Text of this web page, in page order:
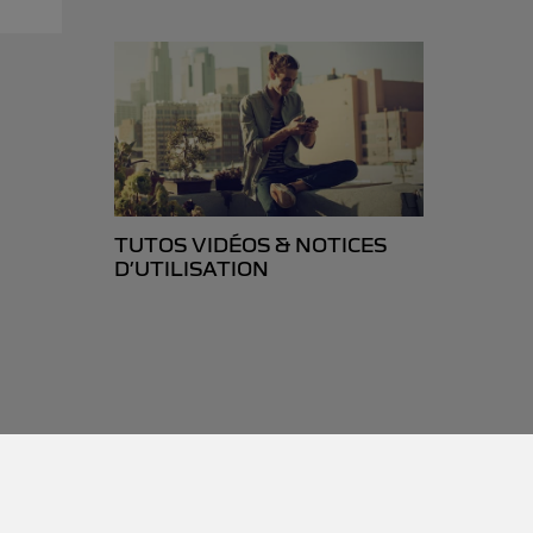
TUTOS VIDÉOS & NOTICES
D’UTILISATION